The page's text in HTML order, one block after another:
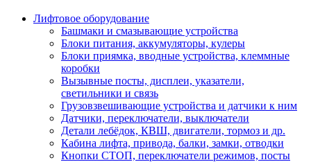
Лифтовое оборудование
Башмаки и смазывающие устройства
Блоки питания, аккумуляторы, кулеры
Блоки приямка, вводные устройства, клеммные
коробки
Вызывные посты, дисплеи, указатели,
светильники и связь
Грузовзвешивающие устройства и датчики к ним
Датчики, переключатели, выключатели
Детали лебёдок, КВШ, двигатели, тормоз и др.
Кабина лифта, привода, балки, замки, отводки
Кнопки СТОП, переключатели режимов, посты